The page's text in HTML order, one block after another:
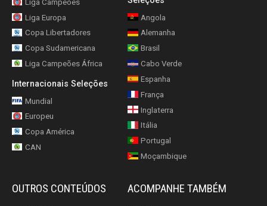
Liga Campeões
Liga Europa
Copa Libertadores
Copa Sudamericana
Liga Campeões África
Internacionais Seleções
Mundial
Europeu
Copa América
CAN
Angola
Alemanha
Brasil
Cabo Verde
Espanha
França
Inglaterra
Itália
Portugal
Moçambique
OUTROS CONTEÚDOS ACOMPANHE TAMBÉM